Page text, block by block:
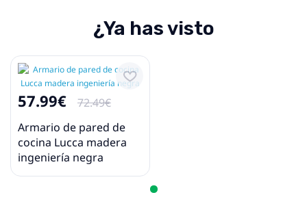
¿Ya has visto
57.99€
72.49€
Armario de pared de
cocina Lucca madera
ingeniería negra